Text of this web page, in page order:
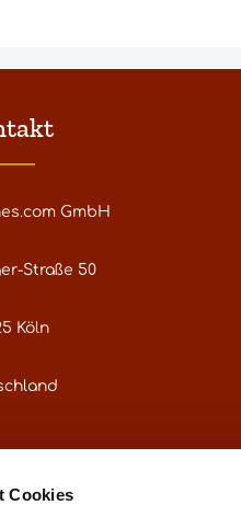
Cookies
GmbH
Straße 50
Köln